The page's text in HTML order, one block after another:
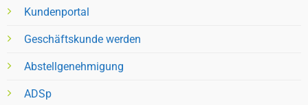
Kundenportal
Geschäftskunde werden
Abstellgenehmigung
ADSp